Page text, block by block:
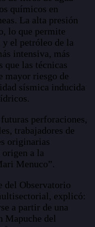
químicos en
La alta presión
lo que permite
el petróleo de la
intensiva, más
que las técnicas
mayor riesgo de
sísmica inducida
perforaciones,
trabajadores de
originarias
a la
Menuco”.
del Observatorio
explicó:
a partir de una
Mapuche del